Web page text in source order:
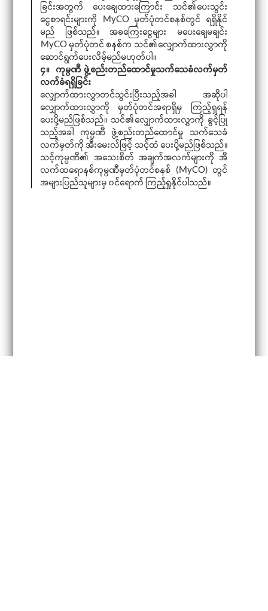
ခြင်းအတွက် ပေးချေထားကြောင်း သင်၏ပေးသွင်း
ငွေစာရင်းများကို MyCO မှတ်ပုံတင်စနစ်တွင် ရရှိနိုင်
မည် ဖြစ်သည်။ အခကြေးငွေများ မပေးချေမချင်း
MyCO မှတ်ပုံတင် စနစ်က သင်၏လျှောက်ထားလွှာကို
ဆောင်ရွက်ပေးလိမ့်မည်မဟုတ်ပါ။
၄။ ကုမ္ပဏီ ဖွဲ့စည်းတည်ထောင်မှုသက်သေခံလက်မှတ်
လက်ခံရရှိခြင်း
လျှောက်ထားလွှာတင်သွင်းပြီးသည့်အခါ အဆိုပါ
လျှောက်ထားလွှာကို မှတ်ပုံတင်အရာရှိမှ ကြည့်ရှရန်
ပေးပို့မည်ဖြစ်သည်။ သင်၏လျှောက်ထားလွှာကို ခွင့်ပြု
သည့်အခါ ကုမ္ပဏီ ဖွဲ့စည်းတည်ထောင်မှု သက်သေခံ
လက်မှတ်ကို အီးမေးလ်ဖြင့် သင့်ထံ ပေးပို့မည်ဖြစ်သည်။
သင့်ကုမ္ပဏီ၏ အသေးစိတ် အချက်အလက်များကို အီ
လက်ထရောနစ်ကုမ္ပဏီမှတ်ပုံတင်စနစ် (MyCO) တွင်
အများပြည်သူများမှ ၀င်ရောက် ကြည့်ရှုနိုင်ပါသည်။